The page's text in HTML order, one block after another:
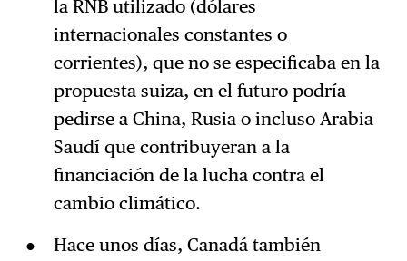
la RNB utilizado (dólares
internacionales constantes o
corrientes), que no se especificaba en la
propuesta suiza, en el futuro podría
pedirse a China, Rusia o incluso Arabia
Saudí que contribuyeran a la
financiación de la lucha contra el
cambio climático.
Hace unos días, Canadá también